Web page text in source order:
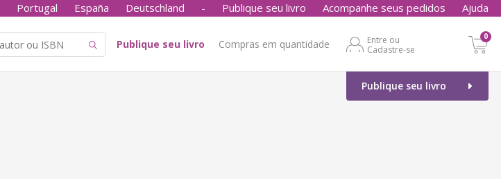
Portugal España Deutschland - Publique seu livro Acompanhe seus pedidos Ajuda
Publique seu livro Compras em quantidade
Entre ou
Cadastre-se
0
Publique seu livro